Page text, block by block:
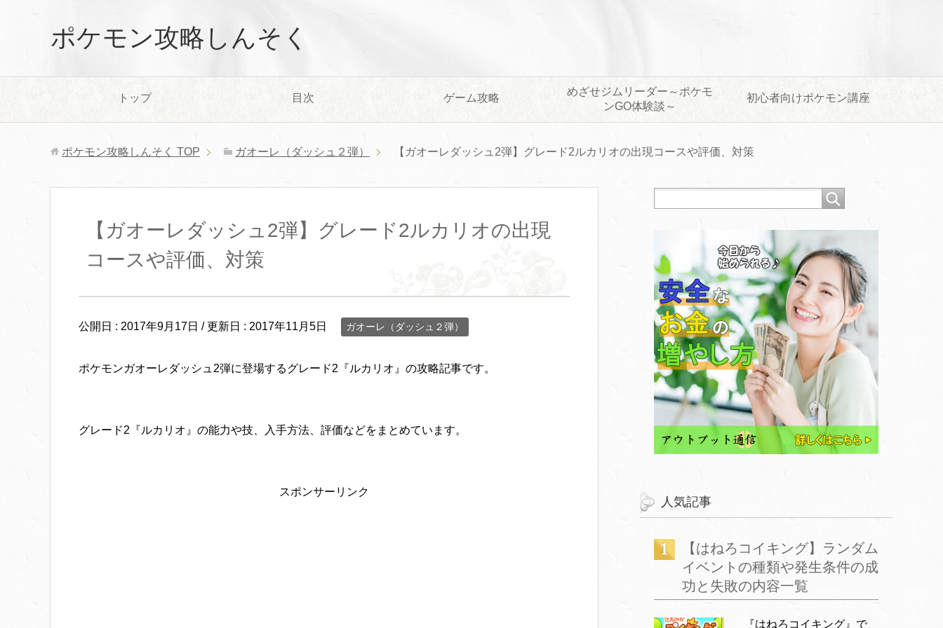
ポケモン攻略しんそく
トップ 目次 ゲーム攻略
めざせジムリーダー～ポケモ
ンGO体験談～
初心者向けポケモン講座
ポケモン攻略しんそく TOP ガオーレ（ダッシュ２弾） 【ガオーレダッシュ2弾】グレード2ルカリオの出現コースや評価、対策
【ガオーレダッシュ2弾】グレード2ルカリオの出現
コースや評価、対策
公開日 : 2017年9月17日 / 更新日 : 2017年11月5日 ガオーレ（ダッシュ２弾）
ポケモンガオーレダッシュ2弾に登場するグレード2『ルカリオ』の攻略記事です。
グレード2『ルカリオ』の能力や技、入手方法、評価などをまとめています。
スポンサーリンク
人気記事
【はねろコイキング】ランダム
イベントの種類や発生条件の成
功と失敗の内容一覧
『はねろコイキング』で